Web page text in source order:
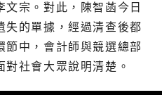
宗。對此，陳智菡今日
失的單據，經過清查後都
節中，會計師與競選總部
社會大眾說明清楚。